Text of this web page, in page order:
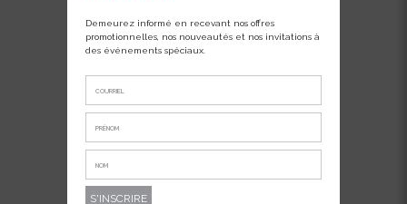
Demeurez informé en recevant nos offres
promotionnelles, nos nouveautés et nos invitations à
des événements spéciaux.